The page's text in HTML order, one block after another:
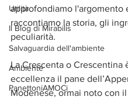
Utilità
Il Blog di Mirabilis
Salvaguardia dell'ambiente
Ambiente
PanettoniAMOCi
approfondiamo l'argomento
raccontiamo la storia, gli
peculiarità.
La Crescenta o Crescentina
eccellenza il pane
Modenese, ormai noto con